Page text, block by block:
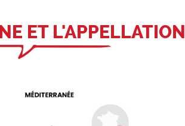
ET L'APPELLATION